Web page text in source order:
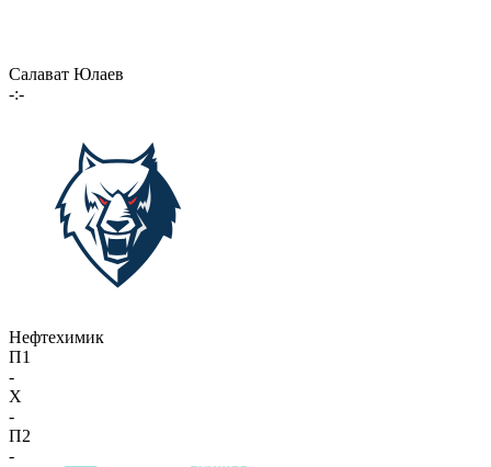
Салават Юлаев
-:-
Нефтехимик
П1
-
X
-
П2
-